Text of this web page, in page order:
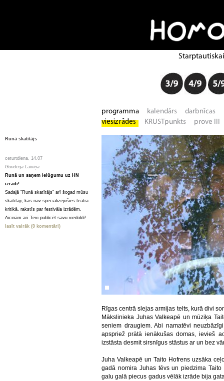
Runā skatītājs
ceturtdiena, 14.07
Gundega Laiviņa
Runā un saņem ielūgumu uz HN
izrādi!
Sadaļā "Runā skatītājs" arī šogad mūsu
skatītāji, kas nav specializējušies teātra
kritikā, rakstīs par festivāla izrādēm.
Aicinām arī Tevi publicēt savu viedokli!
lasīt vairāk (0 komentāri)
Rīgas centrā slejas armijas telts, kurā divi
Mākslinieka Juhas Valkeapē un mūziķa
seniem draugiem. Abi namatēvi
apspriež prātā ienākušas domas, ievieš
izstāsta desmit sirsnīgus stāstus ar un bez
Juha Valkeapē un Taito Hofrens uzsāka
gadā nomira Juhas tēvs un piedzima
galu galā piecus gadus vēlāk izrāde bija